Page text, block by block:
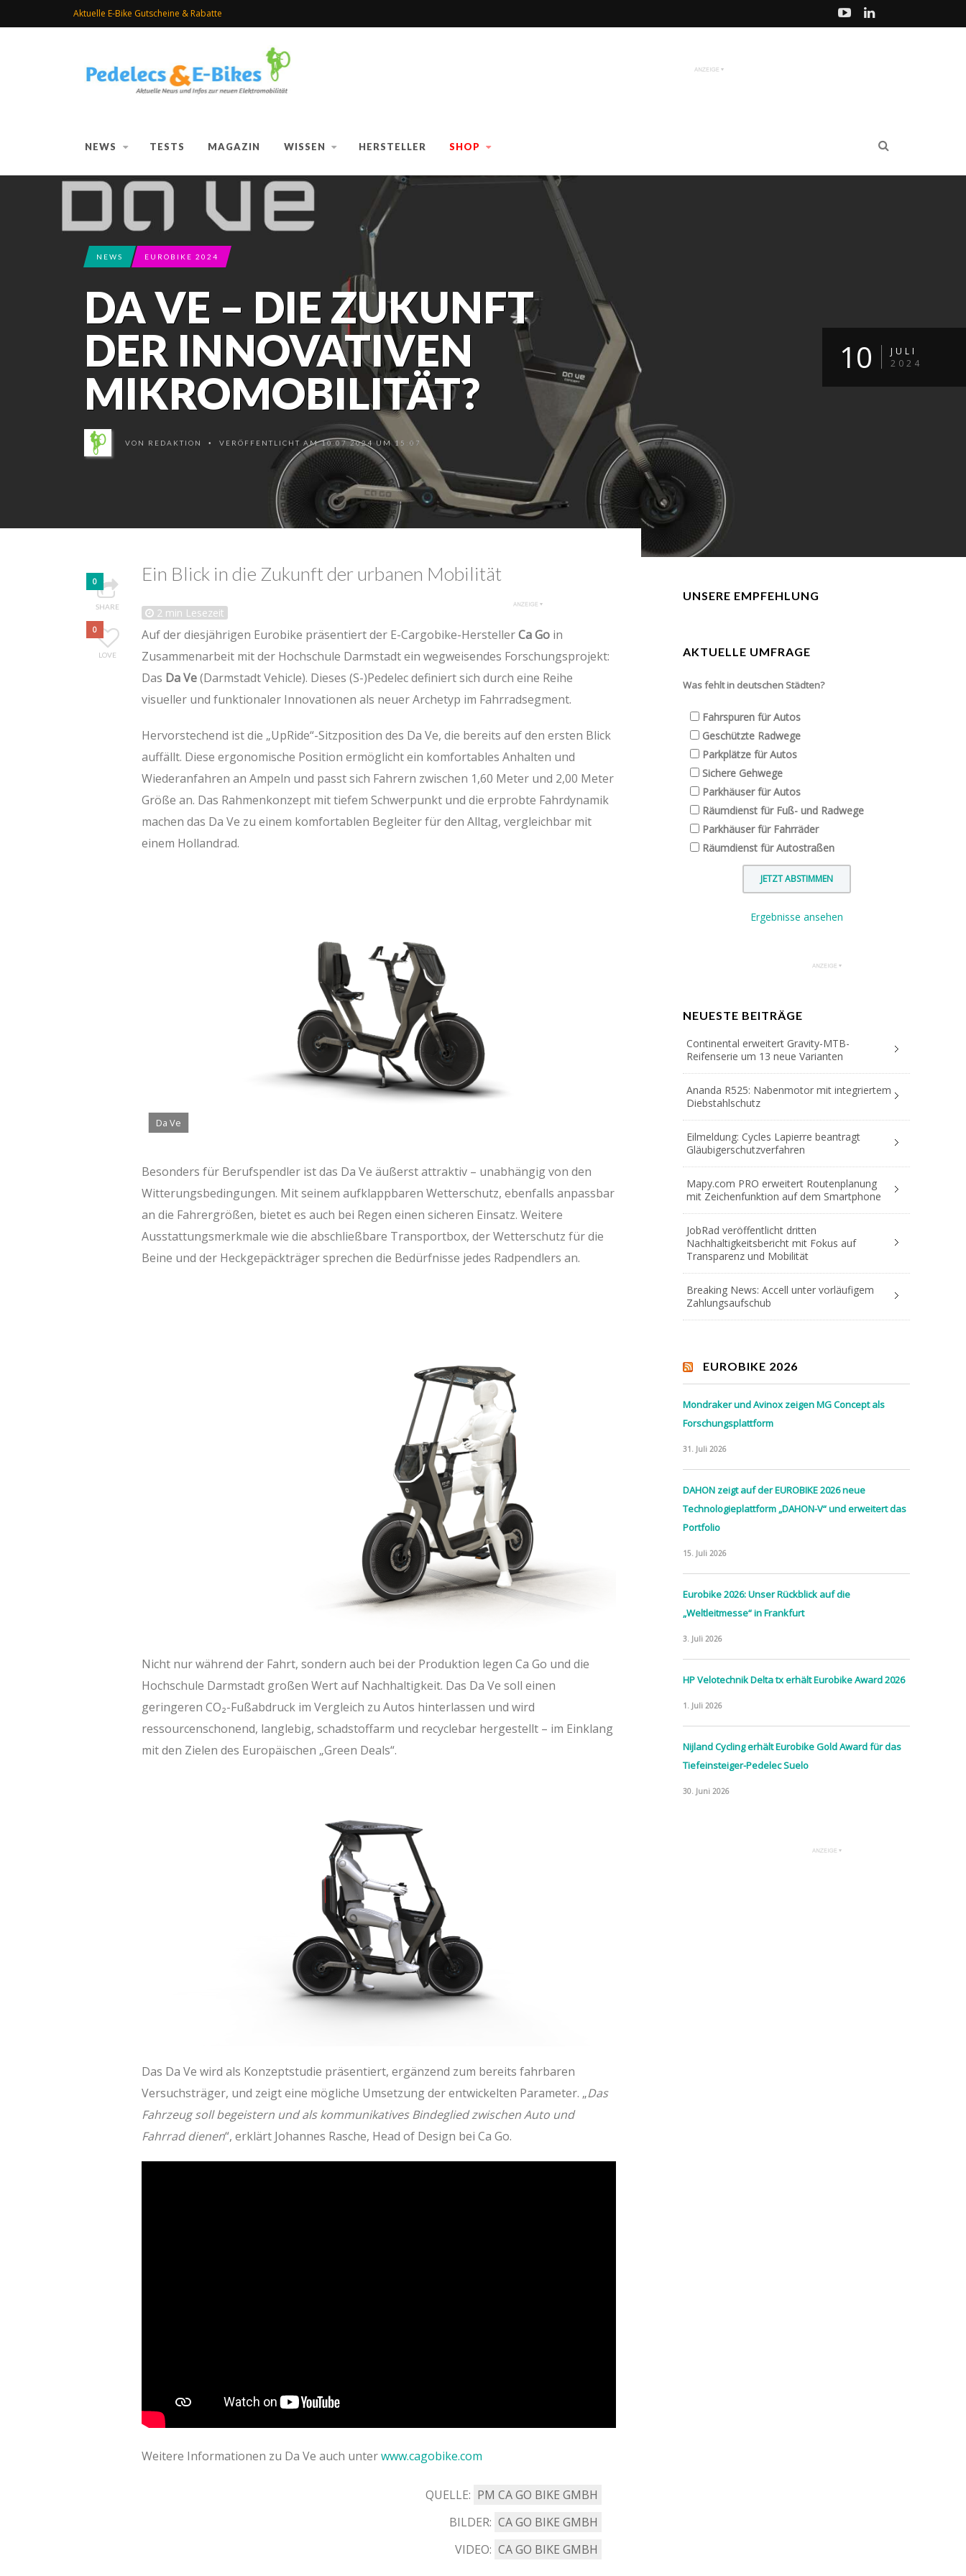
Aktuelle E-Bike Gutscheine & Rabatte
NEWS TESTS MAGAZIN WISSEN HERSTELLER SHOP
NEWS EUROBIKE 2024
DA VE – DIE ZUKUNFT
DER INNOVATIVEN
MIKROMOBILITÄT?
VON REDAKTION • VERÖFFENTLICHT AM 10.07.2024 UM 15:07
10
JULI
2024
0
SHARE
0
LOVE
Ein Blick in die Zukunft der urbanen Mobilität
2 min Lesezeit
Auf der diesjährigen Eurobike präsentiert der E-Cargobike-HerstellerCa Go in
Zusammenarbeit mit der Hochschule Darmstadt ein wegweisendes Forschungsprojekt:
Das Da Ve(Darmstadt Vehicle). Dieses (S-)Pedelec definiert sich durch eine Reihe
visueller und funktionaler Innovationen als neuer Archetyp im Fahrradsegment.
Hervorstechend ist die „UpRide“-Sitzposition des Da Ve, die bereits auf den ersten Blick
auffällt. Diese ergonomische Position ermöglicht ein komfortables Anhalten und
Wiederanfahren an Ampeln und passt sich Fahrern zwischen 1,60 Meter und 2,00 Meter
Größe an. Das Rahmenkonzept mit tiefem Schwerpunkt und die erprobte Fahrdynamik
machen das Da Ve zu einem komfortablen Begleiter für den Alltag, vergleichbar mit
einem Hollandrad.
Da Ve
Besonders für Berufspendler ist das Da Ve äußerst attraktiv – unabhängig von den
Witterungsbedingungen. Mit seinem aufklappbaren Wetterschutz, ebenfalls anpassbar
an die Fahrergrößen, bietet es auch bei Regen einen sicheren Einsatz. Weitere
Ausstattungsmerkmale wie die abschließbare Transportbox, der Wetterschutz für die
Beine und der Heckgepäckträger sprechen die Bedürfnisse jedes Radpendlers an.
Nicht nur während der Fahrt, sondern auch bei der Produktion legen Ca Go und die
Hochschule Darmstadt großen Wert auf Nachhaltigkeit. Das Da Ve soll einen
geringeren CO₂-Fußabdruck im Vergleich zu Autos hinterlassen und wird
ressourcenschonend, langlebig, schadstoffarm und recyclebar hergestellt – im Einklang
mit den Zielen des Europäischen „Green Deals“.
Das Da Ve wird als Konzeptstudie präsentiert, ergänzend zum bereits fahrbaren
Versuchsträger, und zeigt eine mögliche Umsetzung der entwickelten Parameter. „Das
Fahrzeug soll begeistern und als kommunikatives Bindeglied zwischen Auto und
Fahrrad dienen“, erklärt Johannes Rasche, Head of Design bei Ca Go.
Weitere Informationen zu Da Ve auch unterwww.cagobike.com
QUELLE: PM CA GO BIKE GMBH
BILDER: CA GO BIKE GMBH
VIDEO: CA GO BIKE GMBH
UNSERE EMPFEHLUNG
AKTUELLE UMFRAGE
Was fehlt in deutschen Städten?
Fahrspuren für Autos
Geschützte Radwege
Parkplätze für Autos
Sichere Gehwege
Parkhäuser für Autos
Räumdienst für Fuß- und Radwege
Parkhäuser für Fahrräder
Räumdienst für Autostraßen
Ergebnisse ansehen
NEUESTE BEITRÄGE
Continental erweitert Gravity-MTB-
Reifenserie um 13 neue Varianten
Ananda R525: Nabenmotor mit integriertem
Diebstahlschutz
Eilmeldung: Cycles Lapierre beantragt
Gläubigerschutzverfahren
Mapy.com PRO erweitert Routenplanung
mit Zeichenfunktion auf dem Smartphone
JobRad veröffentlicht dritten
Nachhaltigkeitsbericht mit Fokus auf
Transparenz und Mobilität
Breaking News: Accell unter vorläufigem
Zahlungsaufschub
EUROBIKE 2026
Mondraker und Avinox zeigen MG Concept als
Forschungsplattform
31. Juli 2026
DAHON zeigt auf der EUROBIKE 2026 neue
Technologieplattform „DAHON-V“ und erweitert das
Portfolio
15. Juli 2026
Eurobike 2026: Unser Rückblick auf die
„Weltleitmesse“ in Frankfurt
3. Juli 2026
HP Velotechnik Delta tx erhält Eurobike Award 2026
1. Juli 2026
Nijland Cycling erhält Eurobike Gold Award für das
Tiefeinsteiger-Pedelec Suelo
30. Juni 2026